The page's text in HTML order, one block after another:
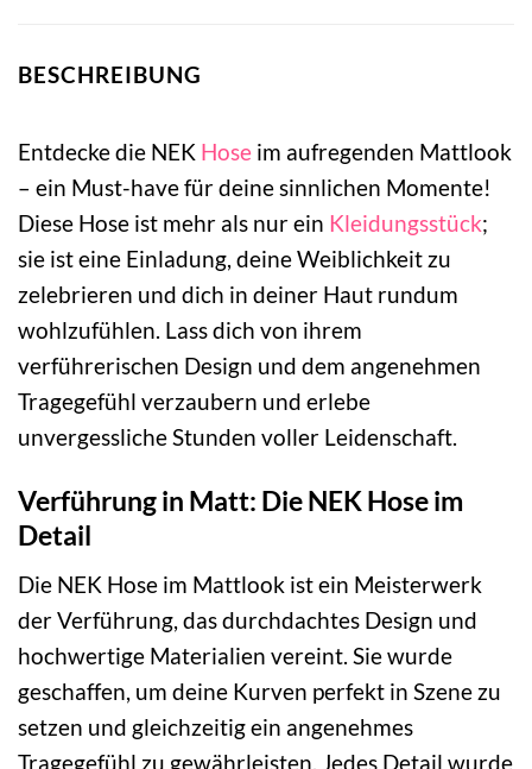
BESCHREIBUNG
Entdecke die NEK Hose im aufregenden Mattlook
– ein Must-have für deine sinnlichen Momente!
Diese Hose ist mehr als nur ein Kleidungsstück;
sie ist eine Einladung, deine Weiblichkeit zu
zelebrieren und dich in deiner Haut rundum
wohlzufühlen. Lass dich von ihrem
verführerischen Design und dem angenehmen
Tragegefühl verzaubern und erlebe
unvergessliche Stunden voller Leidenschaft.
Verführung in Matt: Die NEK Hose im
Detail
Die NEK Hose im Mattlook ist ein Meisterwerk
der Verführung, das durchdachtes Design und
hochwertige Materialien vereint. Sie wurde
geschaffen, um deine Kurven perfekt in Szene zu
setzen und gleichzeitig ein angenehmes
Tragegefühl zu gewährleisten. Jedes Detail wurde